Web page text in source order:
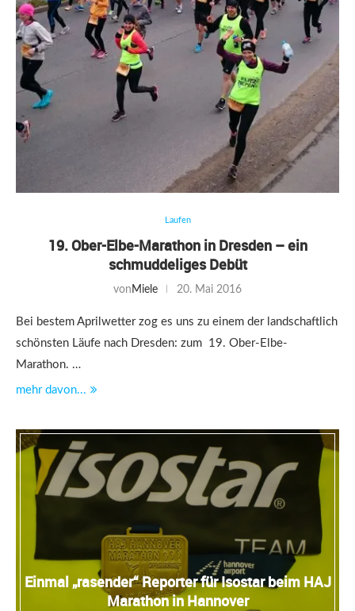
Laufen
19. Ober-Elbe-Marathon in Dresden – ein
schmuddeliges Debüt
von Miele 20. Mai 2016
Bei bestem Aprilwetter zog es uns zu einem der landschaftlich
schönsten Läufe nach Dresden: zum 19. Ober-Elbe-
Marathon. …
mehr davon...
Einmal „rasender“ Reporter für Isostar beim HAJ
Marathon in Hannover